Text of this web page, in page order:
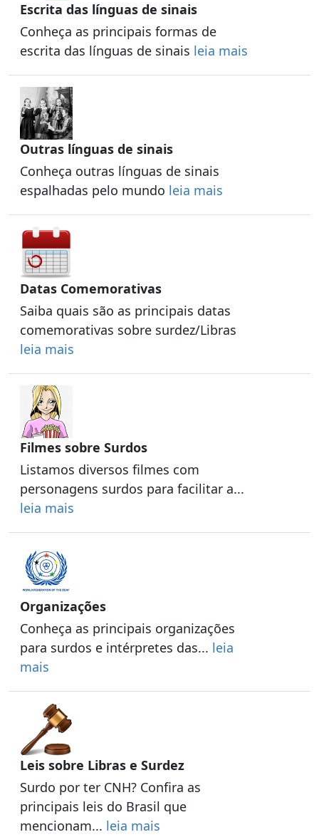
Escrita das línguas de sinais
Conheça as principais formas de
escrita das línguas de sinais leia mais
Outras línguas de sinais
Conheça outras línguas de sinais
espalhadas pelo mundo leia mais
Datas Comemorativas
Saiba quais são as principais datas
comemorativas sobre surdez/Libras
leia mais
Filmes sobre Surdos
Listamos diversos filmes com
personagens surdos para facilitar a...
leia mais
Organizações
Conheça as principais organizações
para surdos e intérpretes das... leia
mais
Leis sobre Libras e Surdez
Surdo por ter CNH? Confira as
principais leis do Brasil que
mencionam... leia mais